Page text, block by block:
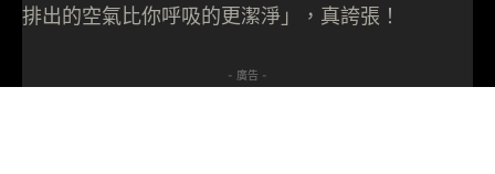
排出的空氣比你呼吸的更潔淨」，真誇張！
- 廣告 -